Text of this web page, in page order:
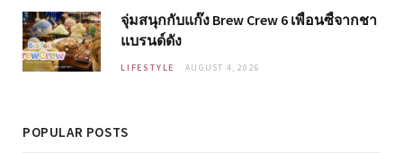
จุ่มสนุกกับแก๊ง Brew Crew 6 เพื่อนซี้จากชา
แบรนด์ดัง
LIFESTYLE AUGUST 4, 2026
POPULAR POSTS